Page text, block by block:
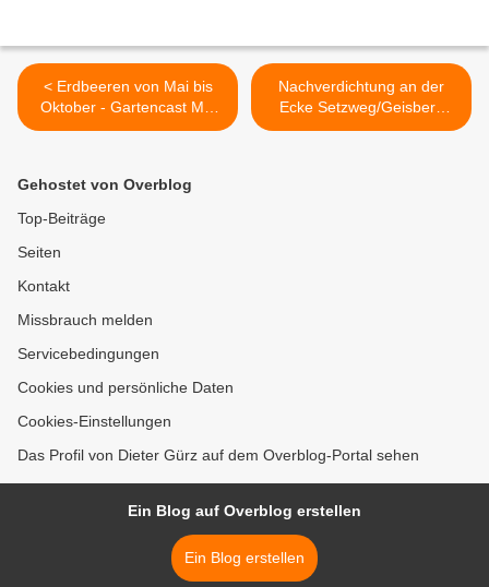
< Erdbeeren von Mai bis
Oktober - Gartencast Mai
2024 der Bayerischen
Nachverdichtung an der
Ecke Setzweg/Geisberg
nun doch nicht ohne
Gehostet von Overblog
Top-Beiträge
Seiten
Kontakt
Missbrauch melden
Servicebedingungen
Cookies und persönliche Daten
Cookies-Einstellungen
Das Profil von Dieter Gürz auf dem Overblog-Portal sehen
Ein Blog auf Overblog erstellen
Ein Blog erstellen